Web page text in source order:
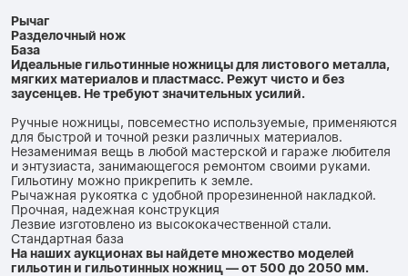
Рычаг
Разделочный нож
База
Идеальные гильотинные ножницы для листового металла,
мягких материалов и пластмасс. Режут чисто и без
заусенцев. Не требуют значительных усилий.
Ручные ножницы, повсеместно используемые, применяются
для быстрой и точной резки различных материалов.
Незаменимая вещь в любой мастерской и гараже любителя
и энтузиаста, занимающегося ремонтом своими руками.
Гильотину можно прикрепить к земле.
Рычажная рукоятка с удобной прорезиненной накладкой.
Прочная, надежная конструкция
Лезвие изготовлено из высококачественной стали.
Стандартная база
На наших аукционах вы найдете множество моделей
гильотин и гильотинных ножниц — от 500 до 2050 мм.